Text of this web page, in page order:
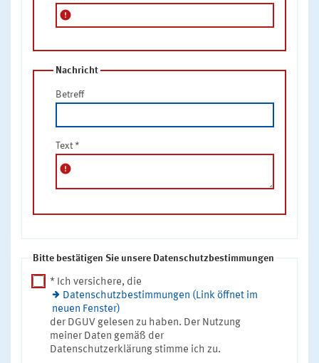
error
Nachricht
Betreff
Text *
error
Bitte bestätigen Sie unsere Datenschutzbestimmungen
* Ich versichere, die
Datenschutzbestimmungen (Link öffnet im
neuen Fenster)
der DGUV gelesen zu haben. Der Nutzung
meiner Daten gemäß der
Datenschutzerklärung stimme ich zu.